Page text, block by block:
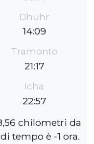
Dhuhr
14:09
Tramonto
21:17
Icha
22:57
chilometri da
tempo è -1 ora.